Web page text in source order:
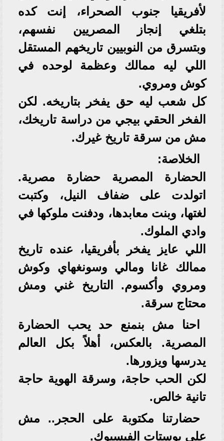
لأفريقيا جنوب الصحراء، إنت كده
بتلغي إنجاز المصريين نفسهم،
وبتسرق من النوبيين تاريخهم المستقل
اللي ليه ممالك وعظمة لوحده في
كوش ومروي.
كل شعب ليه حق يفخر بتاريخه. لكن
الفخر الحقي بيجي من دراسة تاريخك،
مش من سرقة تاريخ غيرك.
الخلاصة:
الحضارة المصرية حضارة مصرية.
اتولدت على ضفاف النيل، وكتبت
لغتها، وبنت معابدها، ودفنت ملوكها في
وادي الملوك.
اللي عايز يفخر بأفريقيا، عنده تاريخ
ممالك غانا ومالي وسونغهاي وكوش
ومروي وأكسوم. التاريخ غني ومش
محتاج سرقة.
احنا مش بنمنع حد يحب الحضارة
المصرية. بالعكس، أهلاً بكل العالم
يدرسها ويزورها.
لكن الحب حاجة، وسرقة الهوية حاجة
تانية خالص.
حضارتنا مكتوبة على الحجر.. مش
على بوستات الفيسبوك.